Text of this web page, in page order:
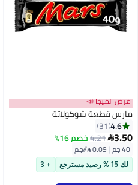
عرض الميجا 📣
مارس قطعة شوكولاتة
4.6
31
3.50
4.21خصم 16%
40 جم |
لك 15 % رصيد مسترجع + 3